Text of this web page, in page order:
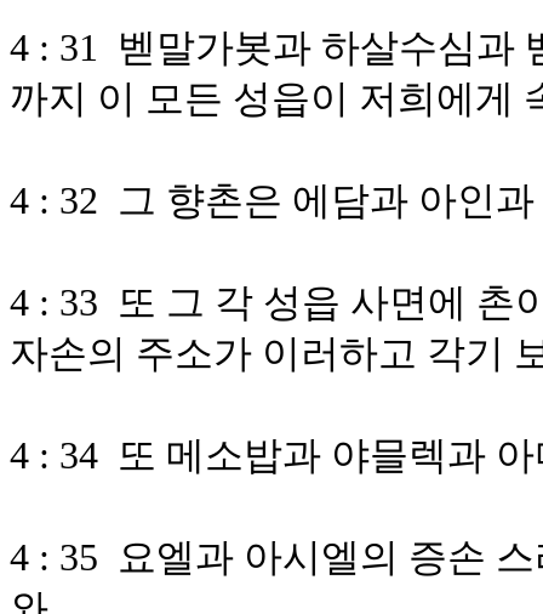
4 : 31 벧말가봇과 하살수심과
까지 이 모든 성읍이 저희에게
4 : 32 그 향촌은 에담과 아인
4 : 33 또 그 각 성읍 사면에 촌
자손의 주소가 이러하고 각기
4 : 34 또 메소밥과 야믈렉과
4 : 35 요엘과 아시엘의 증손